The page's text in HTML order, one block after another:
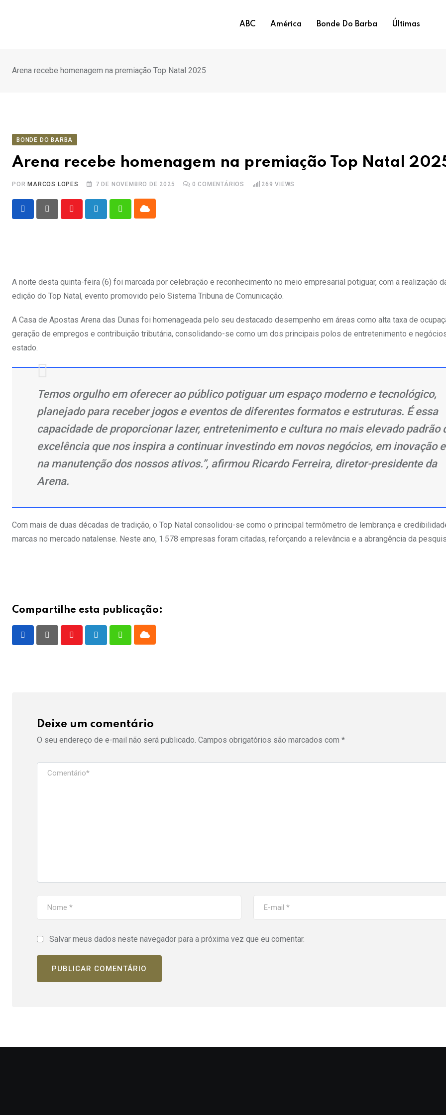
ABC América Bonde Do Barba Últimas
Arena recebe homenagem na premiação Top Natal 2025
BONDE DO BARBA
Arena recebe homenagem na premiação Top Natal
POR MARCOS LOPES 7 DE NOVEMBRO DE 2025 0 COMENTÁRIOS 269 VIEWS
WhatsappCloud
A noite desta quinta-feira (6) foi marcada por celebração e reconhecimento no meio empresarial potiguar, com a realização
edição do Top Natal, evento promovido pelo Sistema Tribuna de Comunicação.
A Casa de Apostas Arena das Dunas foi homenageada pelo seu destacado desempenho em áreas como alta taxa de
geração de empregos e contribuição tributária, consolidando-se como um dos principais polos de entretenimento e
estado. ​
Temos orgulho em oferecer ao público potiguar um espaço moderno e tecnológico,
planejado para receber jogos e eventos de diferentes formatos e estruturas. É essa
capacidade de proporcionar lazer, entretenimento e cultura no mais elevado padrão
excelência que nos inspira a continuar investindo em novos negócios, em inovação e
na manutenção dos nossos ativos.”, afirmou Ricardo Ferreira, diretor-presidente da
Arena. ​
Com mais de duas décadas de tradição, o Top Natal consolidou-se como o principal termômetro de lembrança e
marcas no mercado natalense. Neste ano, 1.578 empresas foram citadas, reforçando a relevância e a abrangência da
Compartilhe esta publicação:
WhatsappCloud
Deixe um comentário
O seu endereço de e-mail não será publicado. Campos obrigatórios são marcados com *
Salvar meus dados neste navegador para a próxima vez que eu comentar.